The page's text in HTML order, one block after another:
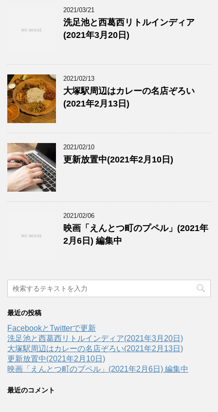
2021/03/21
洗足池と西葛西リトルインディア
(2021年3月20日)
2021/02/13
大塚駅周辺はカレーの名店ぞろい
(2021年2月13日)
2021/02/10
更新放置中(2021年2月10日)
2021/02/06
映画「えんとつ町のプペル」(2021年
2月6日) 編集中
最近の投稿
FacebookとTwitterで更新
洗足池と西葛西リトルインディア(2021年3月20日)
大塚駅周辺はカレーの名店ぞろい(2021年2月13日)
更新放置中(2021年2月10日)
映画「えんとつ町のプペル」(2021年2月6日) 編集中
最近のコメント